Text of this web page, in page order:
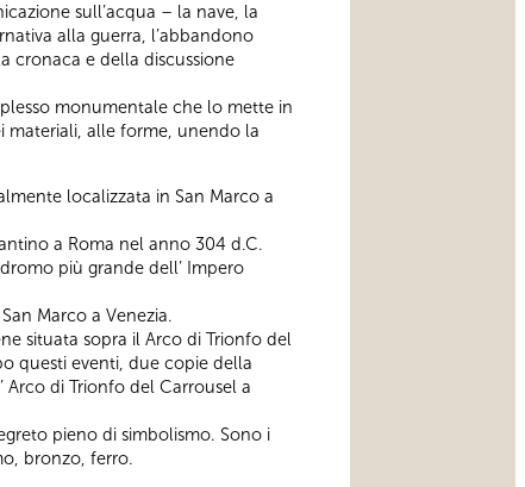
sull’acqua – la nave, la
alla guerra, l’abbandono
cronaca e della discussione
monumentale che lo mette in
materiali, alle forme, unendo la
localizzata in San Marco a
a Roma nel anno 304 d.C.
più grande dell’ Impero
Marco a Venezia.
situata sopra il Arco di Trionfo del
questi eventi, due copie della
Arco di Trionfo del Carrousel a
pieno di simbolismo. Sono i
bronzo, ferro.